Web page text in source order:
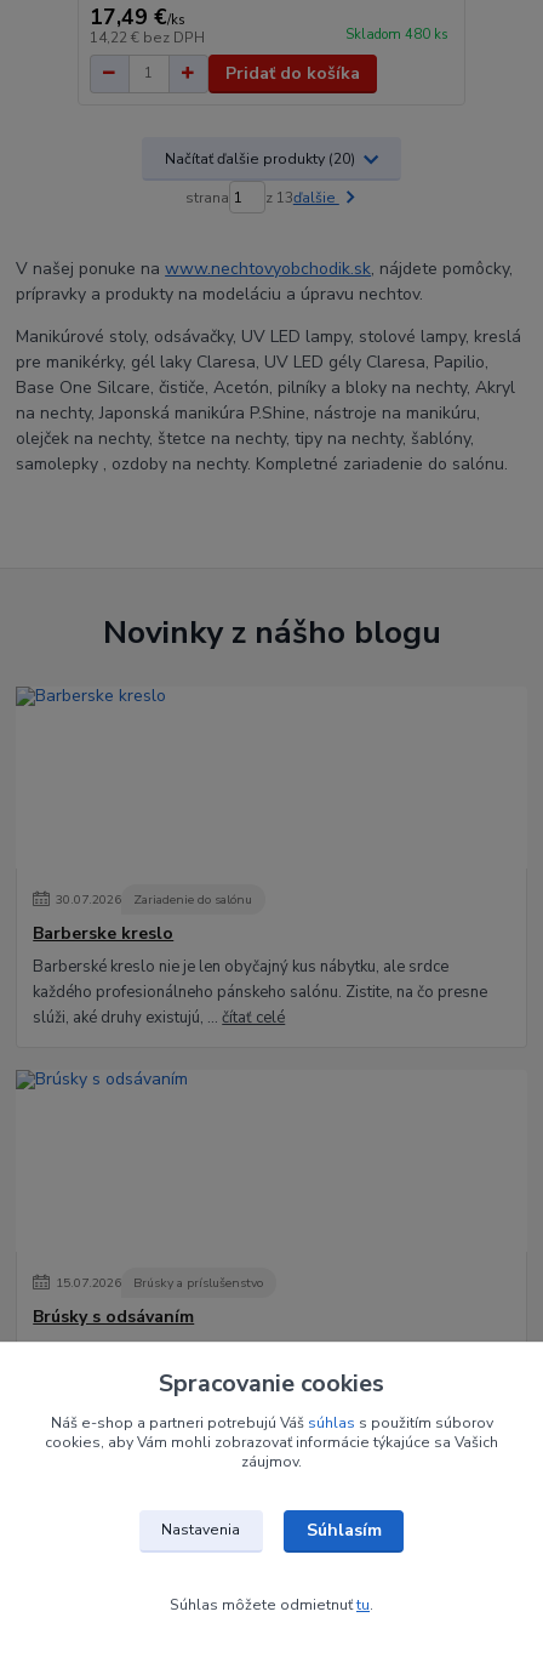
17,49 €/ks
14,22 € bez DPH Skladom 480 ks
Pridať do košíka
Načítať ďalšie produkty (20)
strana z 13ďalšie
V našej ponuke nawww.nechtovyobchodik.sk, nájdete pomôcky,
prípravky a produkty na modeláciu a úpravu nechtov.
Manikúrové stoly, odsávačky, UV LED lampy, stolové lampy, kreslá
pre manikérky, gél laky Claresa, UV LED gély Claresa, Papilio,
Base One Silcare, čističe, Acetón, pilníky a bloky na nechty, Akryl
na nechty, Japonská manikúra P.Shine, nástroje na manikúru,
olejček na nechty, štetce na nechty, tipy na nechty, šablóny,
samolepky , ozdoby na nechty. Kompletné zariadenie do salónu.
Novinky z nášho blogu
30.07.2026 Zariadenie do salónu
Barberske kreslo
Barberské kreslo nie je len obyčajný kus nábytku, ale srdce
každého profesionálneho pánskeho salónu. Zistite, na čo presne
slúži, aké druhy existujú, ...čítať celé
15.07.2026 Brúsky a príslušenstvo
Brúsky s odsávaním
Profesionálna brúska s odsávaním je základným vybavením
modernej suchej a medicinálnej pedikúry. Spája vysoký výkon,
presnú prácu a hygienu v jednom p...
Spracovanie cookies
Náš e-shop a partneri potrebujú Váš súhlas s použitím súborov
cookies, aby Vám mohli zobrazovať informácie týkajúce sa Vašich
záujmov.
Nastavenia Súhlasím
Súhlas môžete odmietnuťtu.